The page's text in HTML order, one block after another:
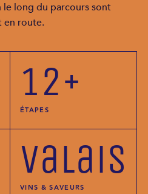
long du parcours sont
en route.
12+
ÉTAPES
Valais
VINS & SAVEURS